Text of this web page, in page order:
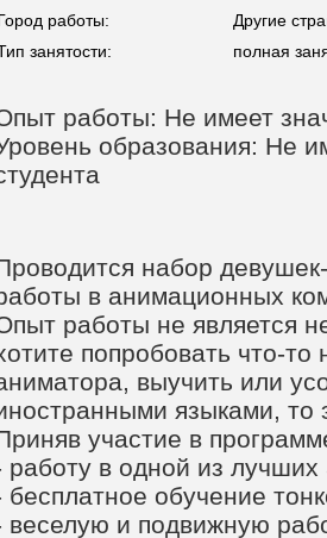
работы:
Другие
занятости:
полная
работы: Не имеет
образования: Не
набор
в анимационных
работы не является
попробовать что-
выучить или
языками, то
участие в
работу в одной из
бесплатное обучение
веселую и подвижную